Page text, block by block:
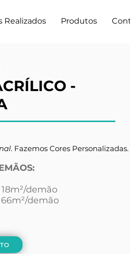
Realizados Produtos
-
. Fazemos Cores Personalizadas.
18m²/demão
66m²/demão